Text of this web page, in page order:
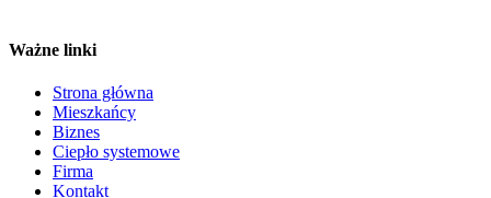
Ważne linki
Strona główna
Mieszkańcy
Biznes
Ciepło systemowe
Firma
Kontakt